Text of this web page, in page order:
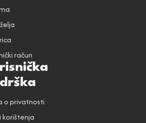
račun
o privatnosti
korištenja